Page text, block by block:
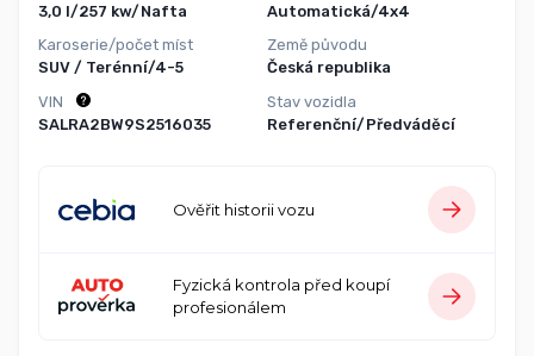
3,0 l/257 kw/Nafta
Karoserie/počet míst
SUV / Terénní/4-5
Automatická/4x4
Země původu
Česká republika
VIN
SALRA2BW9S2516035
Stav vozidla
Referenční/Předváděcí
Ověřit historii vozu
Fyzická kontrola před koupí
profesionálem